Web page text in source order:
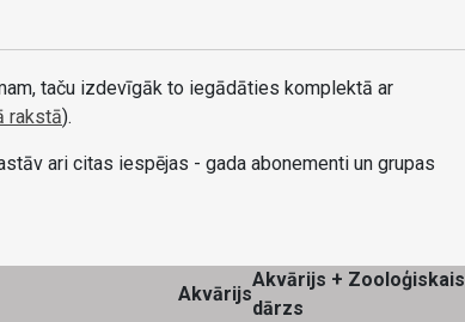
taču izdevīgāk to iegādāties komplektā ar
rakstā).
ari citas iespējas - gada abonementi un grupas
Akvārijs
Akvārijs + Zooloģiskais
dārzs